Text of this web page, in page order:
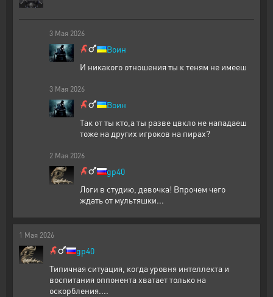
3 Мая 2026
Воин
И никакого отношения ты к теням не имееш
3 Мая 2026
Воин
Так от ты кто,а ты разве цвкло не нападаеш
тоже на других игроков на пирах?
2 Мая 2026
gp40
Логи в студию, девочка! Впрочем чего
ждать от мультяшки...
1 Мая 2026
gp40
Типичная ситуация, когда уровня интеллекта и
воспитания оппонента хватает только на
оскорбления....